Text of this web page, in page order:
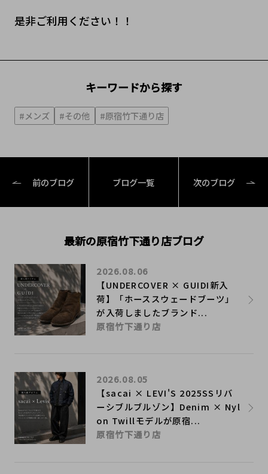
是非ご利用ください！！
キーワードから探す
#メンズ #その他 #原宿竹下通り店
前のブログ ブログ一覧 次のブログ
最新の原宿竹下通り店ブログ
【UNDERCOVER × GUIDI新入
荷】「ホーススウェードブーツ」
が入荷しましたブランド...
2026.08.06
原宿竹下通り店
【sacai × LEVI'S 2025SSリバ
ーシブルブルゾン】Denim × Nyl
on Twillモデルが原宿...
2026.08.05
原宿竹下通り店